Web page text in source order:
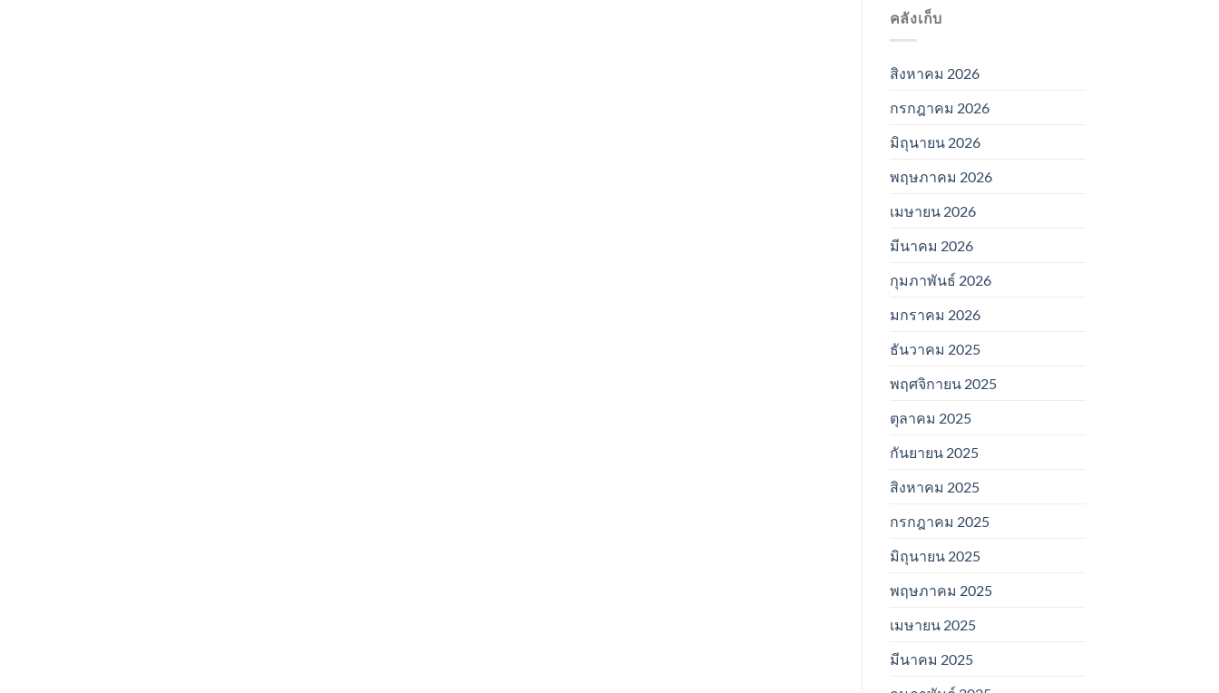
คลังเก็บ
สิงหาคม 2026
กรกฎาคม 2026
มิถุนายน 2026
พฤษภาคม 2026
เมษายน 2026
มีนาคม 2026
กุมภาพันธ์ 2026
มกราคม 2026
ธันวาคม 2025
พฤศจิกายน 2025
ตุลาคม 2025
กันยายน 2025
สิงหาคม 2025
กรกฎาคม 2025
มิถุนายน 2025
พฤษภาคม 2025
เมษายน 2025
มีนาคม 2025